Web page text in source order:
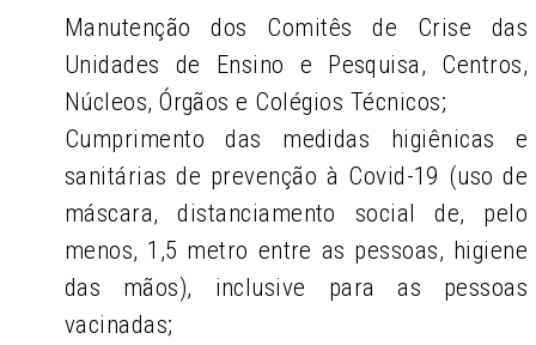
Manutenção dos Comitês de Crise das
Unidades de Ensino e Pesquisa, Centros,
Núcleos, Órgãos e Colégios Técnicos;
Cumprimento das medidas higiênicas e
sanitárias de prevenção à Covid-19 (uso de
máscara, distanciamento social de, pelo
menos, 1,5 metro entre as pessoas, higiene
das mãos), inclusive para as pessoas
vacinadas;